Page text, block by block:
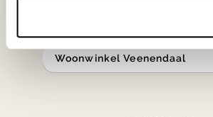
Woonwinkel Veenendaal